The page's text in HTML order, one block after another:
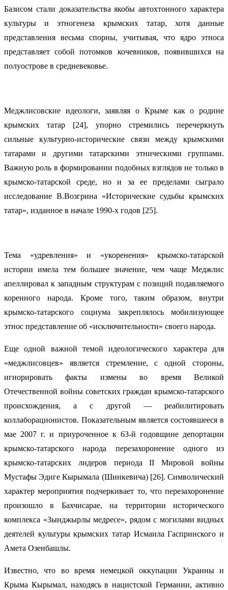
Базисом стали доказательства якобы автохтонного характера
культуры и этногенеза крымских татар, хотя данные
представления весьма спорны, учитывая, что ядро этноса
представляет собой потомков кочевников, появившихся на
полуострове в средневековье.
Меджлисовские идеологи, заявляя о Крыме как о родине
крымских татар [24], упорно стремились перечеркнуть
сильные культурно-исторические связи между крымскими
татарами и другими татарскими этническими группами.
Важную роль в формировании подобных взглядов не только в
крымско-татарской среде, но и за ее пределами сыграло
исследование В.Возгрина «Исторические судьбы крымских
татар», изданное в начале 1990-х годов [25].
Тема «удревления» и «укоренения» крымско-татарской
истории имела тем большее значение, чем чаще Меджлис
апеллировал к западным структурам с позиций подавляемого
коренного народа. Кроме того, таким образом, внутри
крымско-татарского социума закреплялось мобилизующее
этнос представление об «исключительности» своего народа.
Еще одной важной темой идеологического характера для
«меджлисовцев» является стремление, с одной стороны,
игнорировать факты измены во время Великой
Отечественной войны советских граждан крымско-татарского
происхождения, а с другой — реабилитировать
коллаборационистов. Показательным является состоявшееся в
мае 2007 г. и приуроченное к 63-й годовщине депортации
крымско-татарского народа перезахоронение одного из
крымско-татарских лидеров периода II Мировой войны
Мустафы Эдиге Кырымала (Шинкевича) [26]. Символический
характер мероприятия подчеркивает то, что перезахоронение
произошло в Бахчисарае, на территории исторического
комплекса «Зынджырлы медресе», рядом с могилами видных
деятелей культуры крымских татар Исмаила Гаспринского и
Амета Озенбашлы.
Известно, что во время немецкой оккупации Украины и
Крыма Кырымал, находясь в нацистской Германии, активно